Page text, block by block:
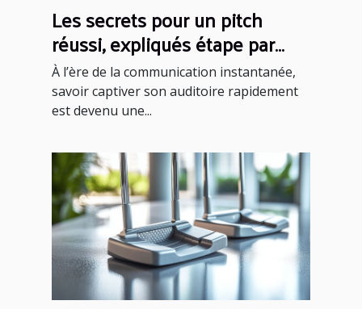
Les secrets pour un pitch
réussi, expliqués étape par
étape
À l’ère de la communication instantanée,
savoir captiver son auditoire rapidement
est devenu une...